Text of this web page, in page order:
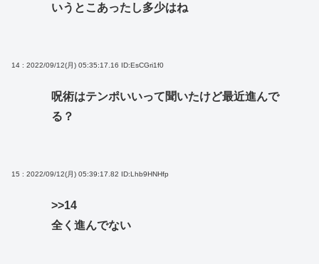
いうとこあったし多少はね
14 : 2022/09/12(月) 05:35:17.16 ID:EsCGri1f0
呪術はテンポいいって聞いたけど最近進んで
る？
15 : 2022/09/12(月) 05:39:17.82 ID:Lhb9HNHfp
>>14
全く進んでない